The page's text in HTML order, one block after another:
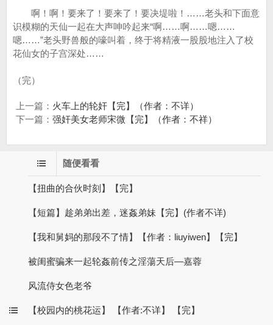
啊！啊！要来了！要来了！要决堤啦！……老头和下面意
识模糊的天仙一起在大声呻吟起来“啊……啊……嗯……
嗯……”老头野兽般的嚎叫着，终于将精液一股股地注入了校
花仙女的子宫深处……
（完）
上一篇： 火车上的轮奸【完】（作者：不详）
下一篇： 强奸美女老师宋微【完】（作者：不祥）
随便看看
【扭曲的合伙时刻】【完】
【短篇】趁弟弟出差，迷姦弟妹【完】(作者不详)
【我和舅妈的那段不了情】【作者：liuyiwen】【完】
被闺蜜骗来一起轮姦前传之淫蕩天后—嘉蓉
风流侍女色老爷
【校园内的桃花运】 【作者:不详】 【完】